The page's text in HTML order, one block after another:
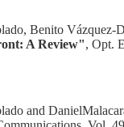
Benito Vázquez-
A Review", Opt.
and